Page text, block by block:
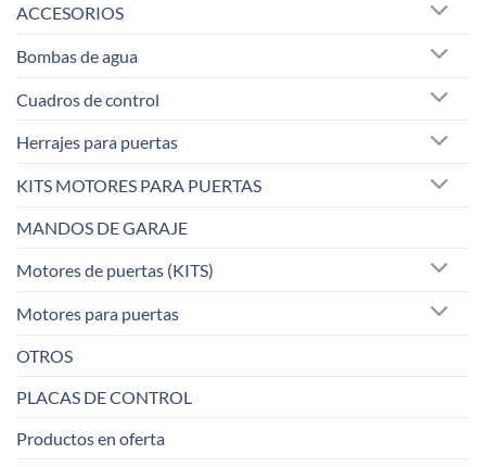
ACCESORIOS
Bombas de agua
Cuadros de control
Herrajes para puertas
KITS MOTORES PARA PUERTAS
MANDOS DE GARAJE
Motores de puertas (KITS)
Motores para puertas
OTROS
PLACAS DE CONTROL
Productos en oferta